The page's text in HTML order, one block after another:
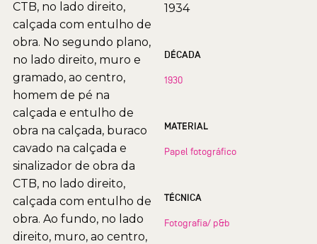
CTB, no lado direito,
calçada com entulho de
obra. No segundo plano,
no lado direito, muro e
gramado, ao centro,
homem de pé na
calçada e entulho de
obra na calçada, buraco
cavado na calçada e
sinalizador de obra da
CTB, no lado direito,
calçada com entulho de
obra. Ao fundo, no lado
direito, muro, ao centro,
1934
DÉCADA
1930
MATERIAL
Papel fotográfico
TÉCNICA
Fotografia/ p&b